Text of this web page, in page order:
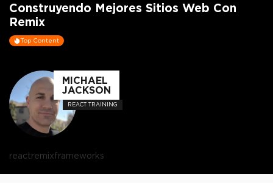
Construyendo Mejores Sitios Web Con
Remix
Top Content
MICHAEL
JACKSON
REACT TRAINING
reactremixframeworks